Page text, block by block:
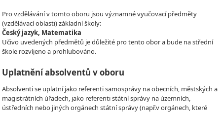
Pro vzdělávání v tomto oboru jsou významné vyučovací předměty
(vzdělávací oblasti) základní školy:
Český jazyk, Matematika
Učivo uvedených předmětů je důležité pro tento obor a bude na střední
škole rozvíjeno a prohlubováno.
Uplatnění absolventů v oboru
Absolventi se uplatní jako referenti samosprávy na obecních, městských a
magistrátních úřadech, jako referenti státní správy na územních,
ústředních nebo jiných orgánech státní správy (např.v orgánech, které